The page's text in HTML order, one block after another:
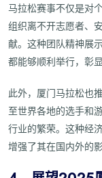
马拉松赛事不仅是对
组织离不开志愿者、
献。这种团队精神展
都能够顺利举行，彰
此外，厦门马拉松也
至世界各地的选手和
行业的繁荣。这种经
增强了其在国内外的影